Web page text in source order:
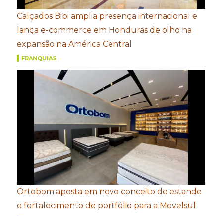
Calçados Bibi amplia presença internacional e
lança e-commerce em Honduras de olho na
expansão na América Central
FRANQUIAS
Ortobom aposta em novo conceito de estande
e fortalecimento de portfólio para a Movelsul